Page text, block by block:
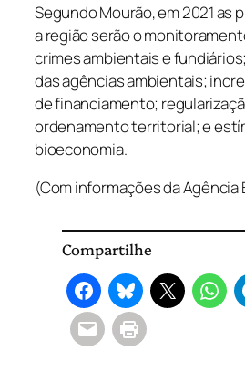
Segundo Mourão, em 2021 as
a região serão o
crimes ambientais e
das agências ambientais;
de financiamento;
ordenamento territorial; e
bioeconomia.
(Com informações da Agência
Compartilhe